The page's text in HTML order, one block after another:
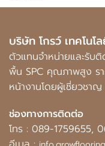
บริษัท โกรว์ เทคโนโ
ตัวแทนจำหน่ายและรับ
พื้น SPC คุณภาพสูง รา
หน้างานโดยผู้เชี่ยวชา
ช่องทางการติดต่อ
โทร : 089-1759655,